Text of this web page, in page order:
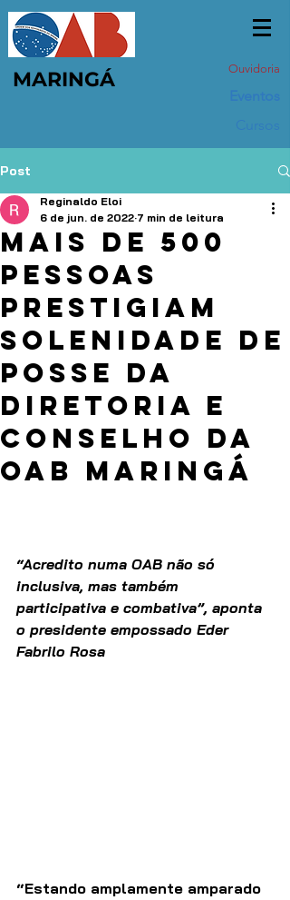
MARINGÁ Ouvidoria
Post
Mais de 500
pessoas
prestigiam
solenidade de
posse da
Diretoria e
Conselho da
OAB Maringá
Reginaldo Eloi
6 de jun. de 2022 7 min de leitura
“Acredito numa OAB não só
inclusiva, mas também
participativa e combativa”, aponta
o presidente empossado Eder
Fabrilo Rosa
“Estando amplamente amparado